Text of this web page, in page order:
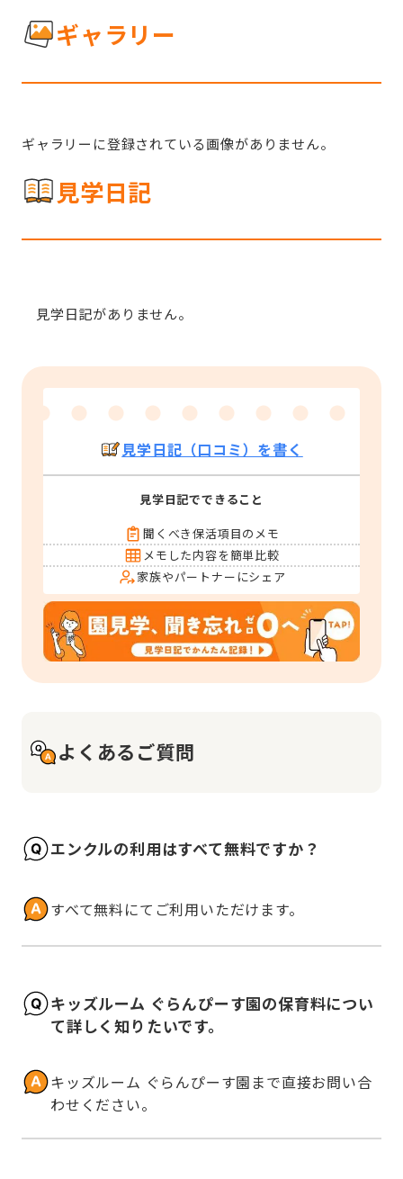
ギャラリー
ギャラリーに登録されている画像がありません。
見学日記
見学日記がありません。
見学日記（口コミ）を書く
見学日記でできること
聞くべき保活項目のメモ
メモした内容を簡単比較
家族やパートナーにシェア
よくあるご質問
エンクルの利用はすべて無料ですか？
すべて無料にてご利用いただけます。
キッズルーム ぐらんぴーす園の保育料につい
て詳しく知りたいです。
キッズルーム ぐらんぴーす園まで直接お問い合
わせください。